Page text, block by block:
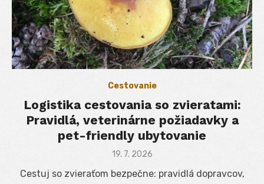
Cestovanie
Logistika cestovania so zvieratami:
Pravidlá, veterinárne požiadavky a
pet-friendly ubytovanie
Posted
19. 7. 2026
Cestuj so zvieraťom bezpečne: pravidlá dopravcov,